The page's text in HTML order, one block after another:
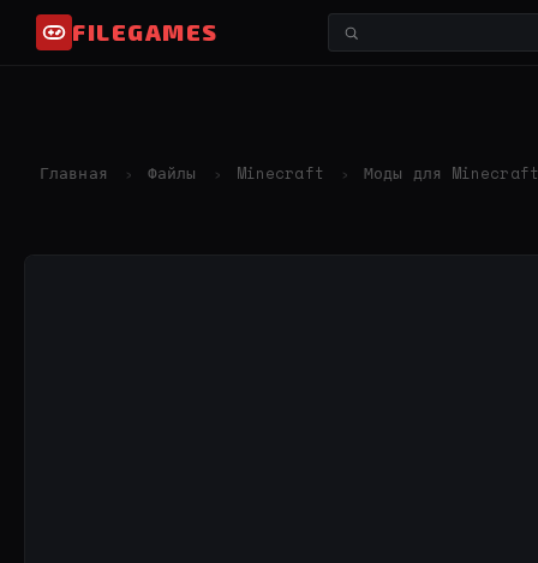
FILEGAMES
Главная › Файлы › Minecraft › Моды для Minecraft